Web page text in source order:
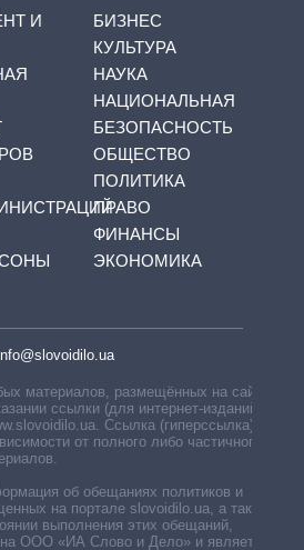
И
БИЗНЕС
КУЛЬТУРА
НАУКА
НАЦИОНАЛЬНАЯ
БЕЗОПАСНОСТЬ
ОБЩЕСТВО
ПОЛИТИКА
ПРАВО
ФИНАНСЫ
ЭКОНОМИКА
материалов, размещённых на сайте,
ссылки (для интернет-изданий —
Ссылка (гиперссылка)
от полного либо частичного
об обещаниях политиков и
на портале slovoidilo.ua, а также
выполнения этих обещаний,
ООО «ИА Слово и Дело» и является